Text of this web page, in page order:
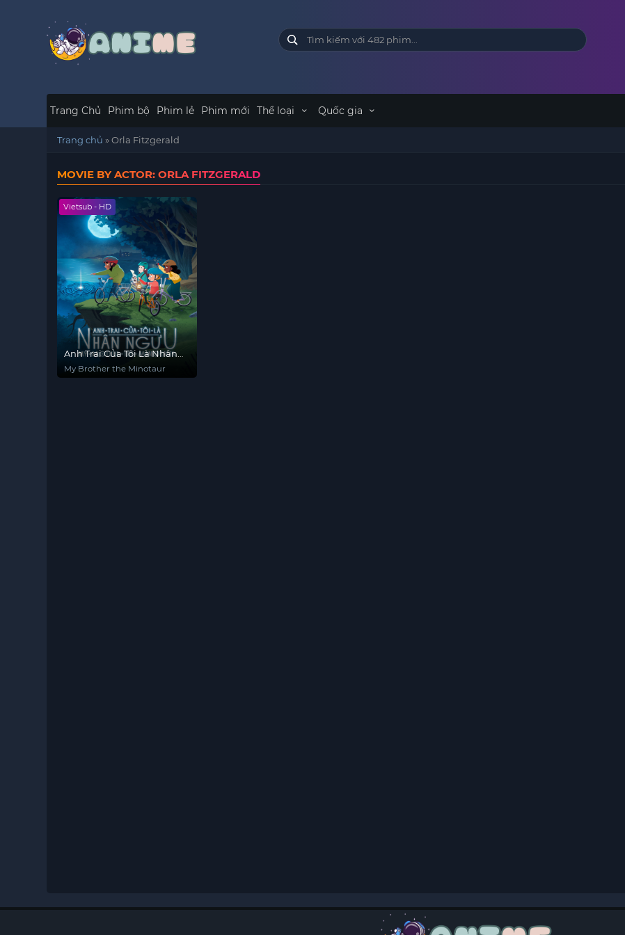
Trang Chủ Phim bộ Phim lẻ Phim mới Thể loại Quốc gia
Trang chủ »Orla Fitzgerald
MOVIE BY ACTOR: ORLA FITZGERALD
Vietsub - HD
Anh Trai Của Tôi Là Nhân
Ngưu
My Brother the Minotaur